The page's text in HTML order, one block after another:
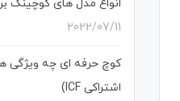
انواع مدل های کوچینگ
2022/07/11
کوچ حرفه ای چه ویژگی
اشتراکی ICF)